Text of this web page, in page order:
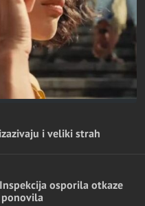
i veliki strah
osporila otkaze
ponovila